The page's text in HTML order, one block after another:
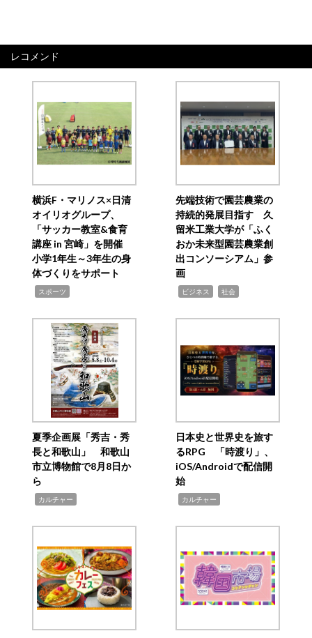
レコメンド
横浜F・マリノス×日清
オイリオグループ、
「サッカー教室&食育
講座 in 宮崎」を開催
小学1年生～3年生の身
体づくりをサポート
スポーツ
先端技術で園芸農業の
持続的発展目指す 久
留米工業大学が「ふく
おか未来型園芸農業創
出コンソーシアム」参
画
ビジネス 社会
夏季企画展「秀吉・秀
長と和歌山」 和歌山
市立博物館で8月8日か
ら
カルチャー
日本史と世界史を旅す
るRPG 「時渡り」、
iOS/Androidで配信開
始
カルチャー